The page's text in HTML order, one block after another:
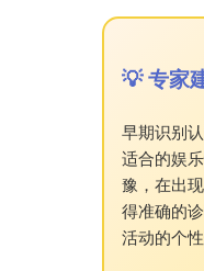
💡 专家
早期识别
适合的娱
豫，在出
得准确的
活动的个性